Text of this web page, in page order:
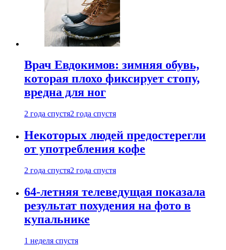
Врач Евдокимов: зимняя обувь,
которая плохо фиксирует стопу,
вредна для ног
2 года спустя2 года спустя
Некоторых людей предостерегли
от употребления кофе
2 года спустя2 года спустя
64-летняя телеведущая показала
результат похудения на фото в
купальнике
1 неделя спустя